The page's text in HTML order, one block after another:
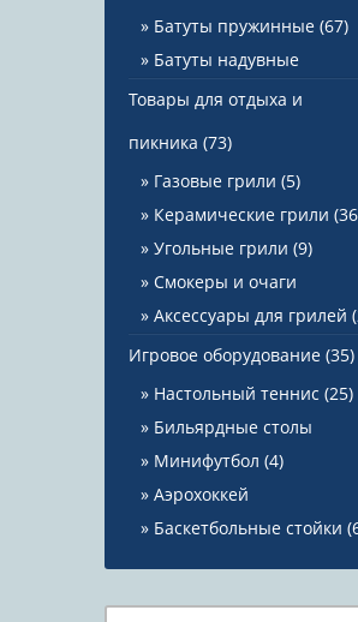
Батуты пружинные (67)
Батуты надувные
Товары для отдыха и
пикника (73)
Газовые грили (5)
Керамические грили
Угольные грили (9)
Смокеры и очаги
Аксессуары для грилей
Игровое оборудование (35)
Настольный теннис (25)
Бильярдные столы
Минифутбол (4)
Аэрохоккей
Баскетбольные стойки